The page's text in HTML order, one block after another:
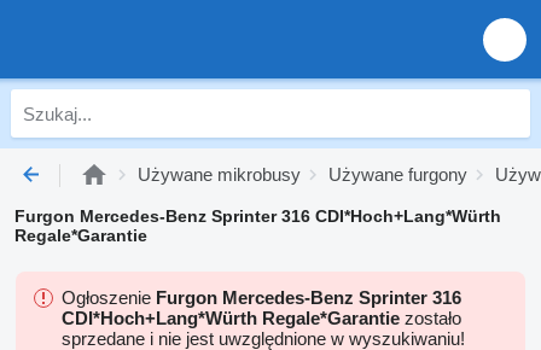
Używane mikrobusy Używane furgony
Furgon Mercedes-Benz Sprinter 316 CDI*Hoch+Lang*Würth
Regale*Garantie
Ogłoszenie Furgon Mercedes-Benz Sprinter 316
CDI*Hoch+Lang*Würth Regale*Garantie zostało
sprzedane i nie jest uwzględnione w wyszukiwaniu!